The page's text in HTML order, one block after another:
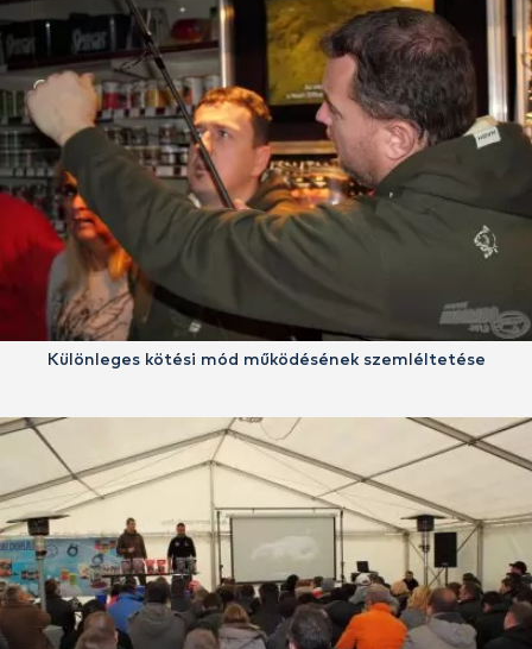
Különleges kötési mód működésének szemléltetése